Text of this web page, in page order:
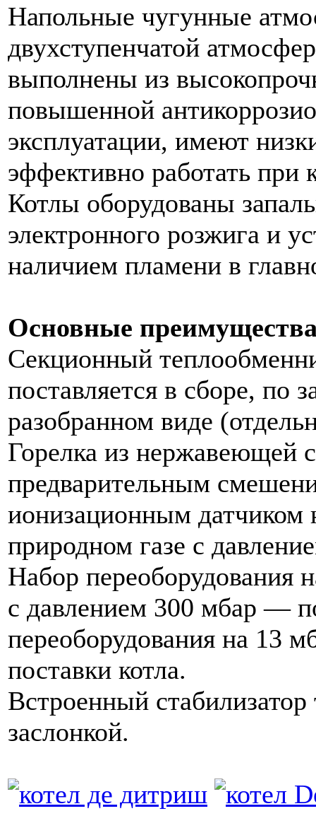
Напольные чугунные
двухступенчатой
выполнены из
повышенной
эксплуатации, имеют
эффективно работать при
Котлы оборудованы
электронного розжига и
наличием пламени в
Основные
Секционный
поставляется в сборе, по
разобранном виде
Горелка из нержавеющей
предварительным
ионизационным датчиком
природном газе с
Набор переоборудования
с давлением 300 мбар —
переоборудования на 13
поставки котла.
Встроенный стабилизатор
заслонкой.